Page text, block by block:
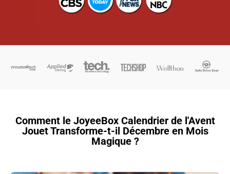
Comment le JoyeeBox Calendrier de l'Avent
Jouet Transforme-t-il Décembre en Mois
Magique ?